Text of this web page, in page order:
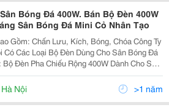
Bóng Đá 400W. Bán Bộ Đèn 400W
Sân Bóng Đá Mini Cỏ Nhân Tạo
Gồm: Chấn Lưu, Kích, Bóng, Chóa Công Ty
Có Các Loại Bộ Đèn Dùng Cho Sân Bóng Đá
Bóng Đá Hình Ảnh Mã Sp Đặc Tính Công Suất
Hà Nội >1 năm